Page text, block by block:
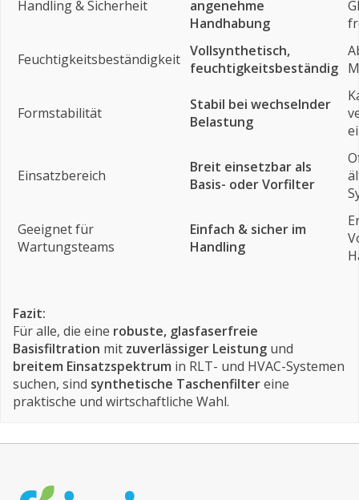
Handling & Sicherheit
angenehme
Handhabung
Feuchtigkeitsbeständigkeit Vollsynthetisch,
feuchtigkeitsbeständig
Formstabilität
Stabil bei wechselnder
Belastung
Einsatzbereich
Breit einsetzbar als
Basis- oder Vorfilter
Geeignet für
Wartungsteams
Einfach & sicher im
Handling
Fazit:
Für alle, die eine robuste, glasfaserfreie
Basisfiltration mit zuverlässiger Leistung und
breitem Einsatzspektrum in RLT- und HVAC-Systemen
suchen, sind synthetische Taschenfiltereine
praktische und wirtschaftliche Wahl.